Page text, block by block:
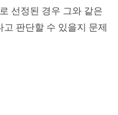
선정된 경우 그와 같은
판단할 수 있을지 문제